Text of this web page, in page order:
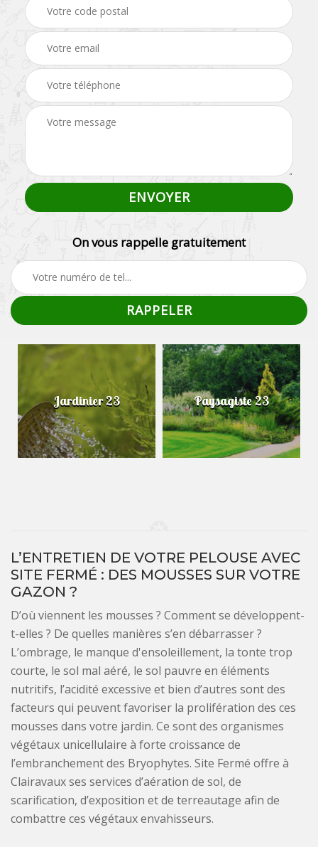
On vous rappelle gratuitement
Jardinier 23 Paysagiste 23
L’ENTRETIEN DE VOTRE PELOUSE AVEC
SITE FERMÉ : DES MOUSSES SUR VOTRE
GAZON ?
D’où viennent les mousses ? Comment se développent-
t-elles ? De quelles manières s’en débarrasser ?
L’ombrage, le manque d'ensoleillement, la tonte trop
courte, le sol mal aéré, le sol pauvre en éléments
nutritifs, l’acidité excessive et bien d’autres sont des
facteurs qui peuvent favoriser la prolifération des ces
mousses dans votre jardin. Ce sont des organismes
végétaux unicellulaire à forte croissance de
l’embranchement des Bryophytes. Site Fermé offre à
Clairavaux ses services d’aération de sol, de
scarification, d’exposition et de terreautage afin de
combattre ces végétaux envahisseurs.